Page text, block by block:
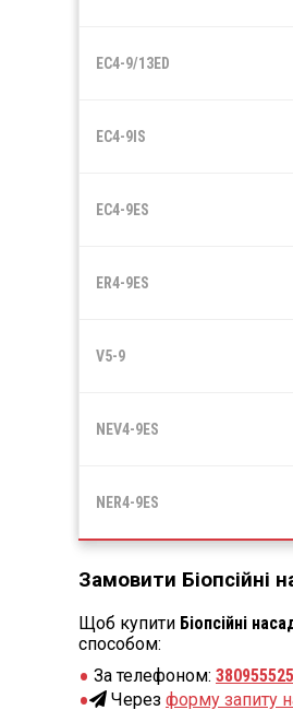
EC4-9/13ED
EC4-9IS
EC4-9ES
ER4-9ES
V5-9
NEV4-9ES
NER4-9ES
Замовити Біопсійні
Щоб купити Біопсійні
способом:
За телефоном:
Через форму запиту